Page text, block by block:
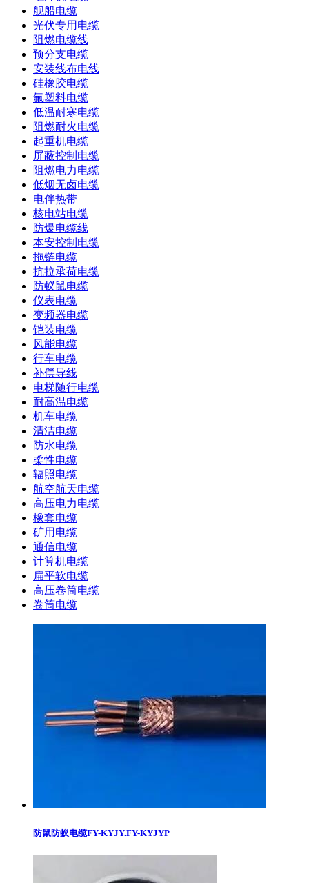
舰船电缆
光伏专用电缆
阻燃电缆线
预分支电缆
安装线布电线
硅橡胶电缆
氟塑料电缆
低温耐寒电缆
阻燃耐火电缆
起重机电缆
屏蔽控制电缆
阻燃电力电缆
低烟无卤电缆
电伴热带
核电站电缆
防爆电缆线
本安控制电缆
拖链电缆
抗拉承荷电缆
防蚁鼠电缆
仪表电缆
变频器电缆
铠装电缆
风能电缆
行车电缆
补偿导线
电梯随行电缆
耐高温电缆
机车电缆
清洁电缆
防水电缆
柔性电缆
辐照电缆
航空航天电缆
高压电力电缆
橡套电缆
矿用电缆
通信电缆
计算机电缆
扁平软电缆
高压卷筒电缆
卷筒电缆
防鼠防蚁电缆FY-KYJY.FY-KYJYP